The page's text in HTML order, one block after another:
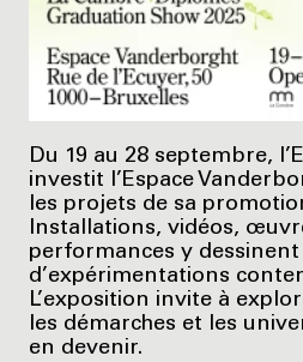
Du 19 au 28 septembre,
investit l’Espace
les projets de sa
Installations, vidéos,
performances y
d’expérimentations
L’exposition invite à
les démarches et les
en devenir.